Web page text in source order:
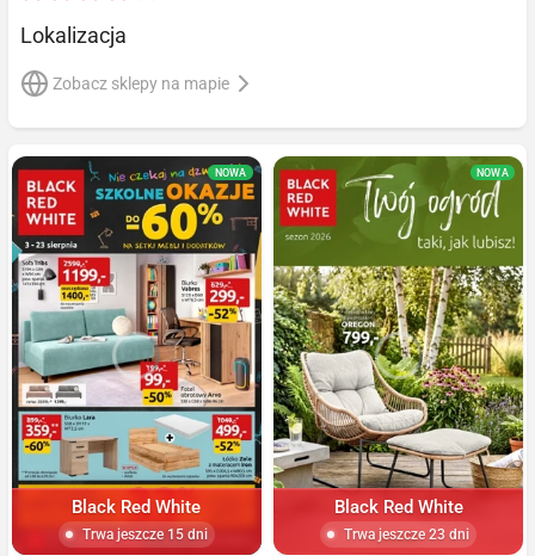
Lokalizacja
Zobacz sklepy na mapie
NOWA
Black Red White
Trwa jeszcze 15 dni
NOWA
Black Red White
Trwa jeszcze 23 dni